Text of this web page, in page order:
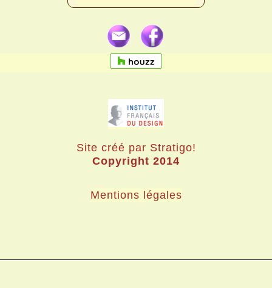
Site créé par Stratigo!
Copyright 2014
Mentions légales